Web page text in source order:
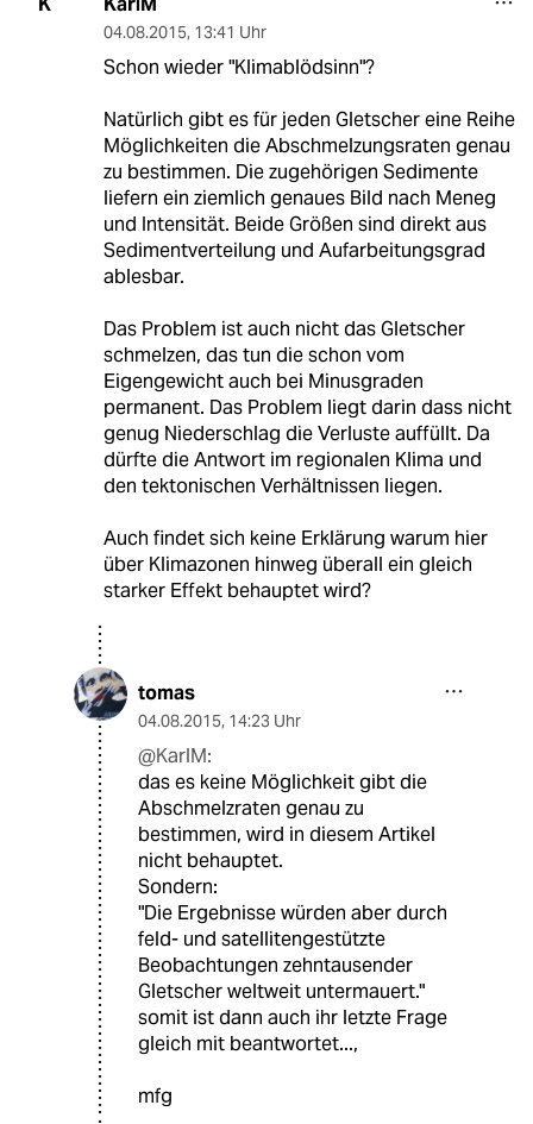
04.08.2015, 13:41 Uhr
Schon wieder "Klimablödsinn"?
Natürlich gibt es für jeden Gletscher eine Reihe
Möglichkeiten die Abschmelzungsraten genau
zu bestimmen. Die zugehörigen Sedimente
liefern ein ziemlich genaues Bild nach Meneg
und Intensität. Beide Größen sind direkt aus
Sedimentverteilung und Aufarbeitungsgrad
ablesbar.
Das Problem ist auch nicht das Gletscher
schmelzen, das tun die schon vom
Eigengewicht auch bei Minusgraden
permanent. Das Problem liegt darin dass nicht
genug Niederschlag die Verluste auffüllt. Da
dürfte die Antwort im regionalen Klima und
den tektonischen Verhältnissen liegen.
Auch findet sich keine Erklärung warum hier
über Klimazonen hinweg überall ein gleich
starker Effekt behauptet wird?
tomas
04.08.2015, 14:23 Uhr
@KarlM:
das es keine Möglichkeit gibt die
Abschmelzraten genau zu
bestimmen, wird in diesem Artikel
nicht behauptet.
Sondern:
"Die Ergebnisse würden aber durch
feld- und satellitengestützte
Beobachtungen zehntausender
Gletscher weltweit untermauert."
somit ist dann auch ihr letzte Frage
gleich mit beantwortet...,
mfg